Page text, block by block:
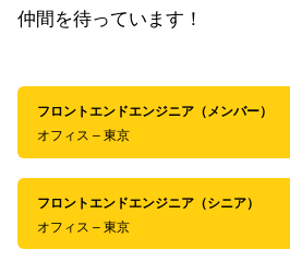
仲間を待っています！
フロントエンドエンジニア（メンバー）
オフィス – 東京
フロントエンドエンジニア（シニア）
オフィス – 東京